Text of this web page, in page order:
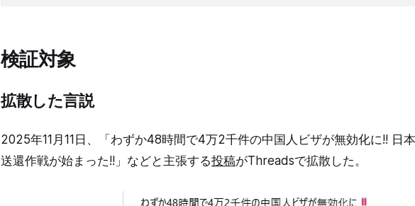
検証対象
拡散した言説
2025年11月11日、「わずか48時間で4万2千件の中国人ビザが無効化に!! 日
送還作戦が始まった!!」などと主張する投稿がThreadsで拡散した。